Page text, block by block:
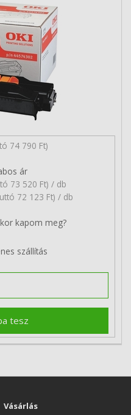
74 790 Ft)
ár
73 520 Ft) / db
72 123 Ft) / db
kapom meg?
szállítás
tesz
Vásárlás